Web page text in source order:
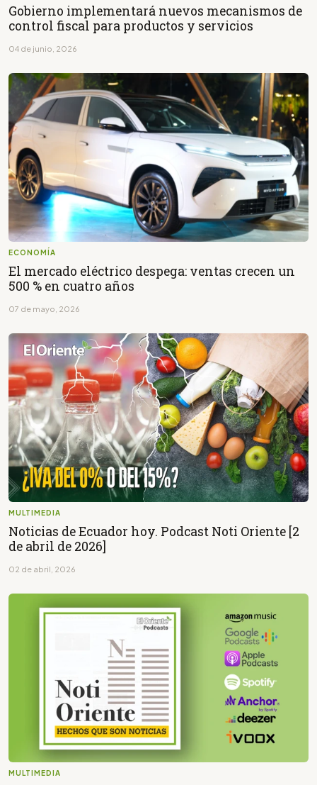
Gobierno implementará nuevos mecanismos de
control fiscal para productos y servicios
04 de junio, 2026
ECONOMÍA
El mercado eléctrico despega: ventas crecen un
500 % en cuatro años
07 de mayo, 2026
MULTIMEDIA
Noticias de Ecuador hoy. Podcast Noti Oriente [2
de abril de 2026]
02 de abril, 2026
MULTIMEDIA